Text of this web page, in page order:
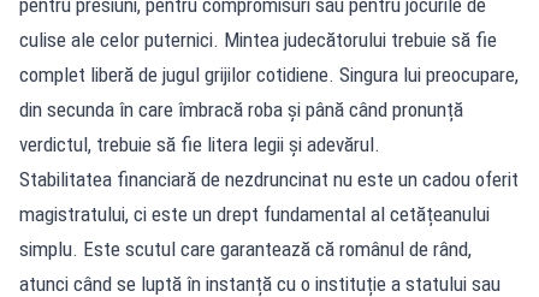
culise ale celor puternici. Mintea judecătorului trebuie să fie
complet liberă de jugul grijilor cotidiene. Singura lui preocupare,
din secunda în care îmbracă roba și până când pronunță
verdictul, trebuie să fie litera legii și adevărul.
Stabilitatea financiară de nezdruncinat nu este un cadou oferit
magistratului, ci este un drept fundamental al cetățeanului
simplu. Este scutul care garantează că românul de rând,
atunci când se luptă în instanță cu o instituție a statului sau